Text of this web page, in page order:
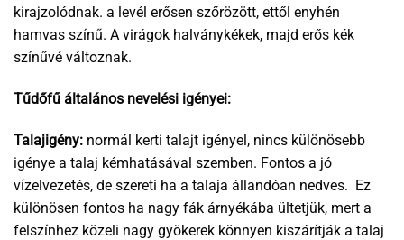
kirajzolódnak. a levél erősen szőrözött, ettől enyhén
hamvas színű. A virágok halványkékek, majd erős kék
színűvé változnak.
Tűdőfű általános nevelési igényei:
Talajigény: normál kerti talajt igényel, nincs különösebb
igénye a talaj kémhatásával szemben. Fontos a jó
vízelvezetés, de szereti ha a talaja állandóan nedves. Ez
különösen fontos ha nagy fák árnyékába ültetjük, mert a
felszínhez közeli nagy gyökerek könnyen kiszárítják a talaj